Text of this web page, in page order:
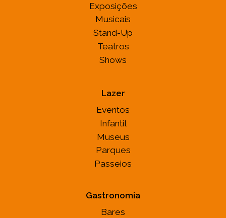
Exposições
Musicais
Stand-Up
Teatros
Shows
Lazer
Eventos
Infantil
Museus
Parques
Passeios
Gastronomia
Bares